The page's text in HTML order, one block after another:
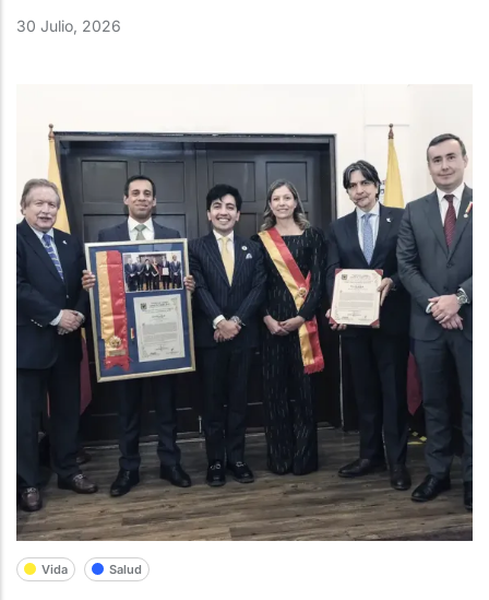
30 Julio, 2026
Vida Salud